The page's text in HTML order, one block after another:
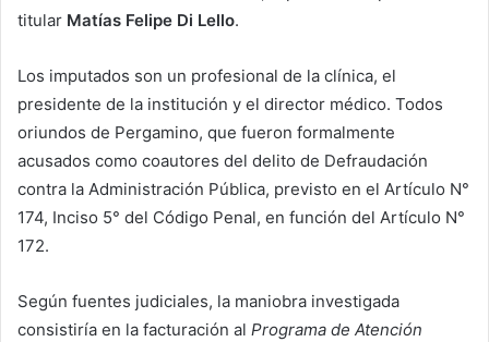
titular Matías Felipe Di Lello.
Los imputados son un profesional de la clínica, el
presidente de la institución y el director médico. Todos
oriundos de Pergamino, que fueron formalmente
acusados como coautores del delito de Defraudación
contra la Administración Pública, previsto en el Artículo N°
174, Inciso 5° del Código Penal, en función del Artículo N°
172.
Según fuentes judiciales, la maniobra investigada
consistiría en la facturación al Programa de Atención